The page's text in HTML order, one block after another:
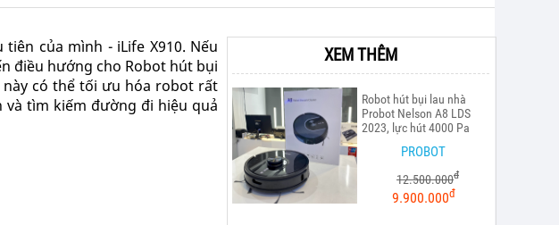
của mình - iLife X910. Nếu
điều hướng cho Robot hút bụi
này có thể tối ưu hóa robot rất
và tìm kiếm đường đi hiệu quả
XEM THÊM
Robot hút bụi lau nhà
Probot Nelson A8 LDS
2023, lực hút 4000 Pa
PROBOT
12.500.000đ
9.900.000đ